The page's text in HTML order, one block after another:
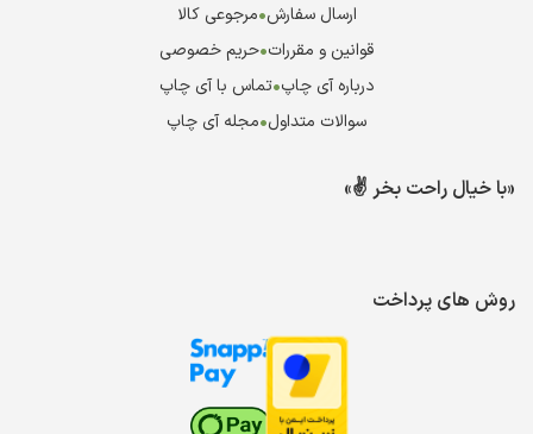
ارسال سفارش•مرجوعی کالا
قوانین و مقررات•حریم خصوصی
درباره آی چاپ•تماس با آی چاپ
سوالات متداول•مجله آی چاپ
«با خیال راحت بخر ✌️»
روش های پرداخت